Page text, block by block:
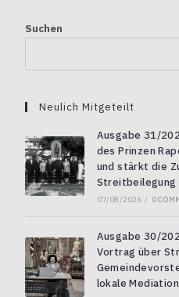
Suchen
Neulich Mitgeteilt
Ausgabe 31/
des Prinzen
und stärkt die
Streitbeilegung
07/08/2026 / 0
Ausgabe 30/
Vortrag über
lokale